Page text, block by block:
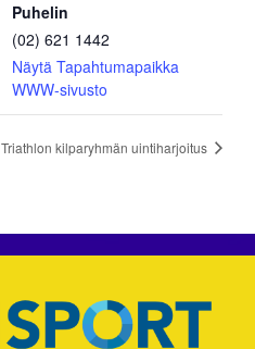
Puhelin
(02) 621 1442
Näytä Tapahtumapaikka
WWW-sivusto
Triathlon kilparyhmän uintiharjoitus